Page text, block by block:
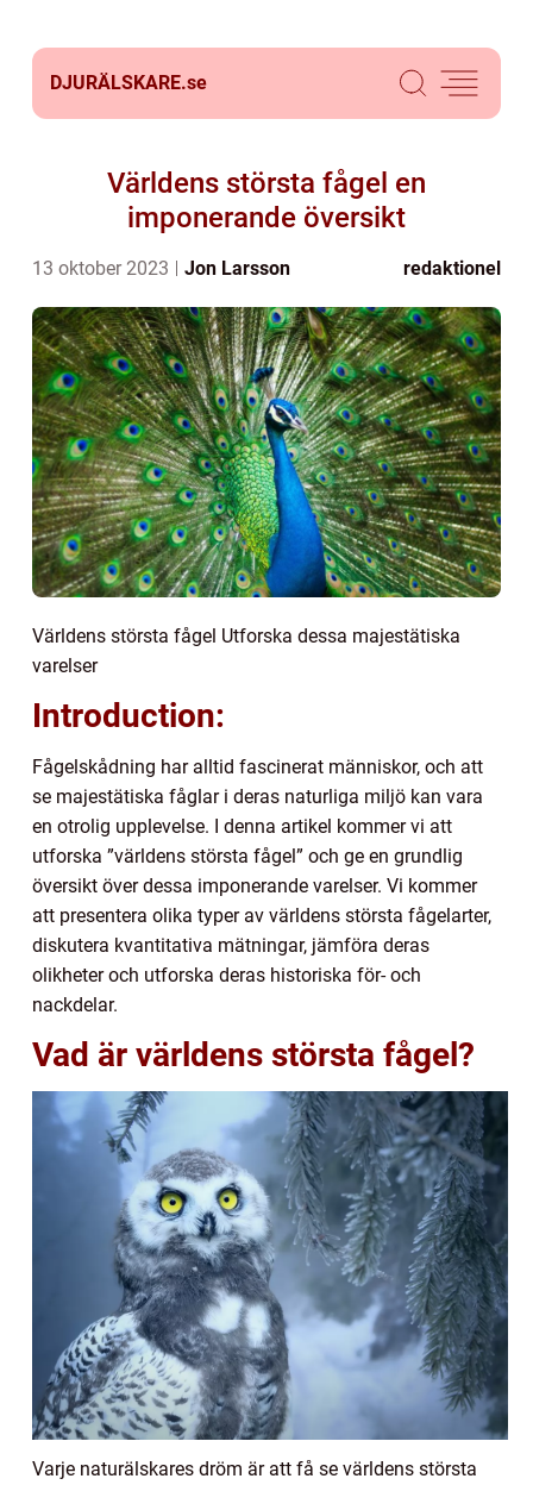
DJURÄLSKARE.se
Världens största fågel en
imponerande översikt
13 oktober 2023 Jon Larsson redaktionel
Världens största fågel Utforska dessa majestätiska
varelser
Introduction:
Fågelskådning har alltid fascinerat människor, och att
se majestätiska fåglar i deras naturliga miljö kan vara
en otrolig upplevelse. I denna artikel kommer vi att
utforska ”världens största fågel” och ge en grundlig
översikt över dessa imponerande varelser. Vi kommer
att presentera olika typer av världens största fågelarter,
diskutera kvantitativa mätningar, jämföra deras
olikheter och utforska deras historiska för- och
nackdelar.
Vad är världens största fågel?
Varje naturälskares dröm är att få se världens största